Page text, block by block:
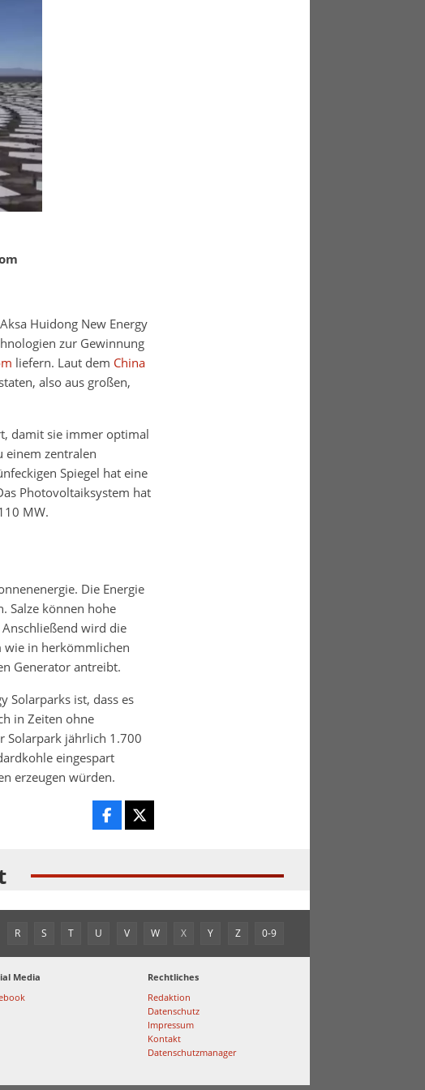
Huidong New Energy
zur Gewinnung
liefern. Laut dem China
also aus großen,
damit sie immer optimal
einem zentralen
Spiegel hat eine
Photovoltaiksystem hat
MW.
Die Energie
Salze können hohe
wird die
wie in herkömmlichen
Generator antreibt.
Solarparks ist, dass es
in Zeiten ohne
Solarpark jährlich 1.700
eingespart
erzeugen würden.
R S T U V W X Y Z 0-9
Media
Rechtliches
Redaktion
Datenschutz
Impressum
Kontakt
Datenschutzmanager